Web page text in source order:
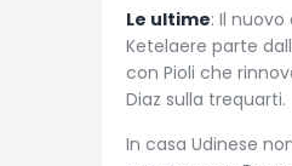
Le ultime: Il
Ketelaere parte
con Pioli che
Diaz sulla trequarti.
In casa Udinese